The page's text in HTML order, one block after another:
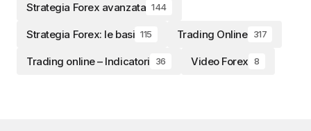
Strategia Forex avanzata 144
Strategia Forex: le basi 115 Trading Online 317
Trading online – Indicatori 36 Video Forex 8